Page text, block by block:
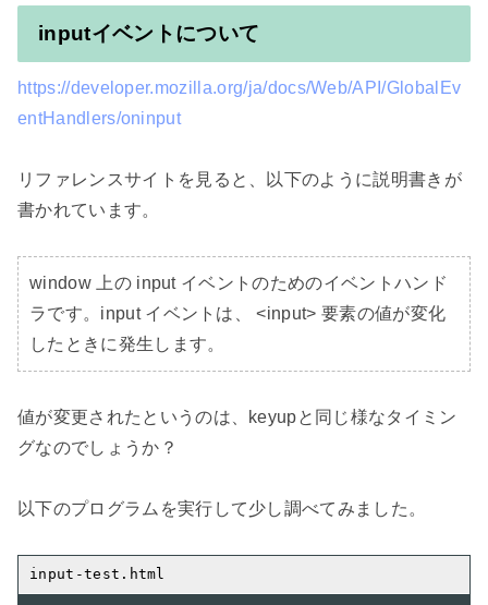
inputイベントについて
https://developer.mozilla.org/ja/docs/Web/API/GlobalEv
entHandlers/oninput
リファレンスサイトを見ると、以下のように説明書きが
書かれています。
window 上の input イベントのためのイベントハンド
ラです。input イベントは、 <input> 要素の値が変化
したときに発生します。
値が変更されたというのは、keyupと同じ様なタイミン
グなのでしょうか？
以下のプログラムを実行して少し調べてみました。